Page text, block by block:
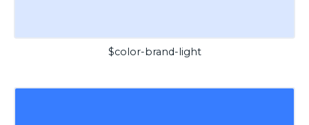
$color-brand-light